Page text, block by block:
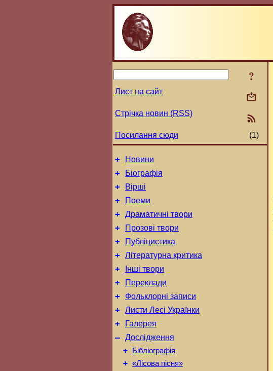
?
Лист на сайт
Стрічка новин (RSS)
Посилання сюди (1)
+ Новини
+ Біографія
+ Вірші
+ Поеми
+ Драматичні твори
+ Прозові твори
+ Публіцистика
+ Літературна критика
+ Інші твори
+ Переклади
+ Фольклорні записи
+ Листи Лесі Українки
+ Галерея
– Дослідження
+
Бібліографія
+ «Лісова пісня»